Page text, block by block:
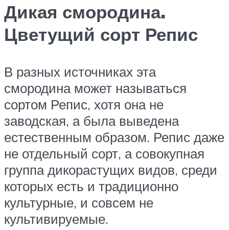
Дикая смородина.
Цветущий сорт Репис
В разных источниках эта
смородина может называться
сортом Репис, хотя она не
заводская, а была выведена
естественным образом. Репис даже
не отдельный сорт, а совокупная
группа дикорастущих видов, среди
которых есть и традиционно
культурные, и совсем не
культивируемые.